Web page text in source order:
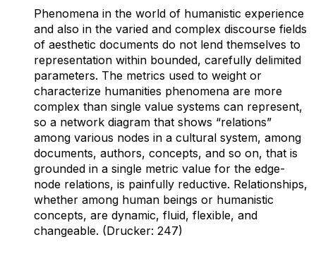
Phenomena in the world of humanistic experience
and also in the varied and complex discourse fields
of aesthetic documents do not lend themselves to
representation within bounded, carefully delimited
parameters. The metrics used to weight or
characterize humanities phenomena are more
complex than single value systems can represent,
so a network diagram that shows “relations”
among various nodes in a cultural system, among
documents, authors, concepts, and so on, that is
grounded in a single metric value for the edge-
node relations, is painfully reductive. Relationships,
whether among human beings or humanistic
concepts, are dynamic, fluid, flexible, and
changeable. (Drucker: 247)